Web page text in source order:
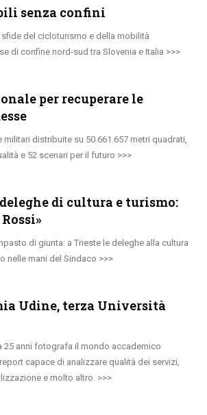
senza confini
del cicloturismo e della mobilità
di confine nord-sud tra Slovenia e Italia
per recuperare le
militari distribuite su 50.661.657 metri quadrati,
e 52 scenari per il futuro
di cultura e turismo:
di giunta: a Trieste le deleghe alla cultura
nelle mani del Sindaco
Udine, terza Università
25 anni fotografa il mondo accademico
capace di analizzare qualità dei servizi,
e molto altro.